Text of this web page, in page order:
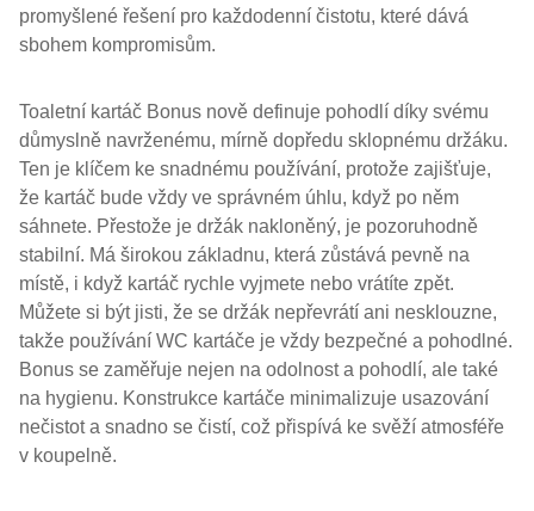
promyšlené řešení pro každodenní čistotu, které dává
sbohem kompromisům.
Toaletní kartáč Bonus nově definuje pohodlí díky svému
důmyslně navrženému, mírně dopředu sklopnému držáku.
Ten je klíčem ke snadnému používání, protože zajišťuje,
že kartáč bude vždy ve správném úhlu, když po něm
sáhnete. Přestože je držák nakloněný, je pozoruhodně
stabilní. Má širokou základnu, která zůstává pevně na
místě, i když kartáč rychle vyjmete nebo vrátíte zpět.
Můžete si být jisti, že se držák nepřevrátí ani nesklouzne,
takže používání WC kartáče je vždy bezpečné a pohodlné.
Bonus se zaměřuje nejen na odolnost a pohodlí, ale také
na hygienu. Konstrukce kartáče minimalizuje usazování
nečistot a snadno se čistí, což přispívá ke svěží atmosféře
v koupelně.